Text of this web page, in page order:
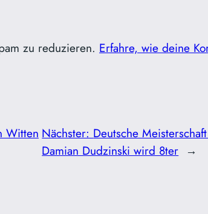
zu reduzieren. Erfahre, wie deine
Witten Nächster: Deutsche
Damian Dudzinski wird 8ter →